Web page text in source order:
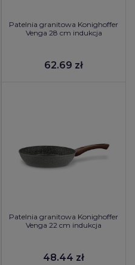
Patelnia granitowa Konighoffer
Venga 28 cm indukcja
62.69 zł
Patelnia granitowa Konighoffer
Venga 22 cm indukcja
48.44 zł